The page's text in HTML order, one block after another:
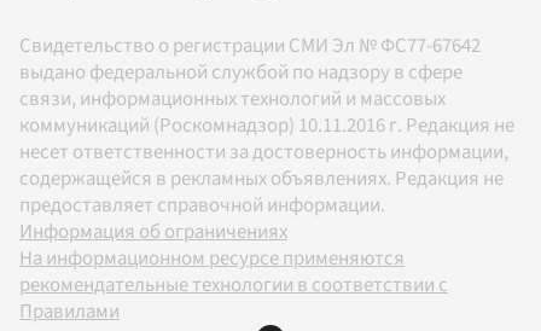
Свидетельство о регистрации СМИ Эл № ФС77-67642
выдано федеральной службой по надзору в сфере
связи, информационных технологий и массовых
коммуникаций (Роскомнадзор) 10.11.2016 г. Редакция не
несет ответственности за достоверность информации,
содержащейся в рекламных объявлениях. Редакция не
предоставляет справочной информации.
Информация об ограничениях
На информационном ресурсе применяются
рекомендательные технологии в соответствии с
Правилами